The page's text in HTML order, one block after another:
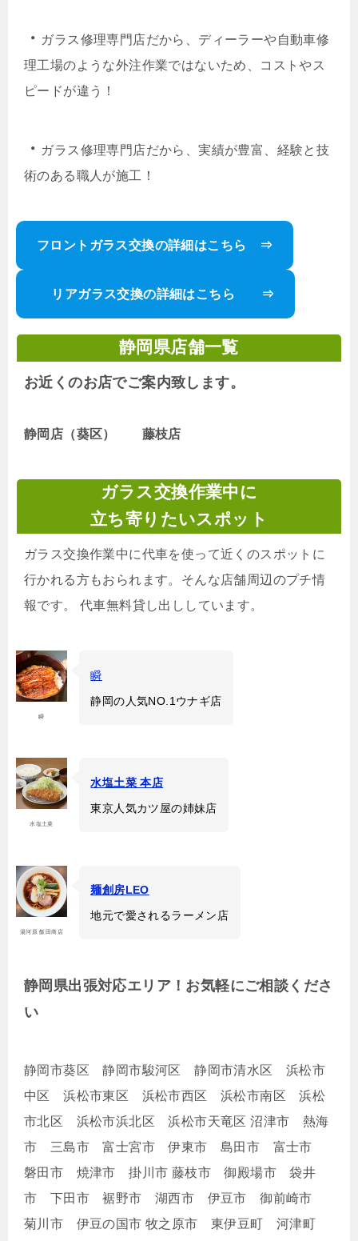
・ ガラス修理専門店だから、ディーラーや自動車修
理工場のような外注作業ではないため、コストやス
ピードが違う！
・ ガラス修理専門店だから、実績が豊富、経験と技
術のある職人が施工！
フロントガラス交換の詳細はこちら ⇒
リアガラス交換の詳細はこちら ⇒
静岡県店舗一覧
お近くのお店でご案内致します。
静岡店（葵区） 藤枝店
ガラス交換作業中に
立ち寄りたいスポット
ガラス交換作業中に代車を使って近くのスポットに
行かれる方もおられます。そんな店舗周辺のプチ情
報です。 代車無料貸し出ししています。
瞬
瞬
静岡の人気NO.1ウナギ店
水塩土菜
水塩土菜 本店
東京人気カツ屋の姉妹店
湯河原 飯田商店
麺創房LEO
地元で愛されるラーメン店
静岡県出張対応エリア！お気軽にご相談くださ
い
静岡市葵区 静岡市駿河区 静岡市清水区 浜松市
中区 浜松市東区 浜松市西区 浜松市南区 浜松
市北区 浜松市浜北区 浜松市天竜区 沼津市 熱海
市 三島市 富士宮市 伊東市 島田市 富士市
磐田市 焼津市 掛川市 藤枝市 御殿場市 袋井
市 下田市 裾野市 湖西市 伊豆市 御前崎市
菊川市 伊豆の国市 牧之原市 東伊豆町 河津町